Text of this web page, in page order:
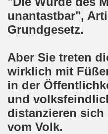
unantastbar",
Grundgesetz.
Aber Sie treten
wirklich mit
in der
und
distanzieren sich
vom Volk.
wir den III.
ist bereit
ruft auf am
feierte am
751. Gelsenkirchener